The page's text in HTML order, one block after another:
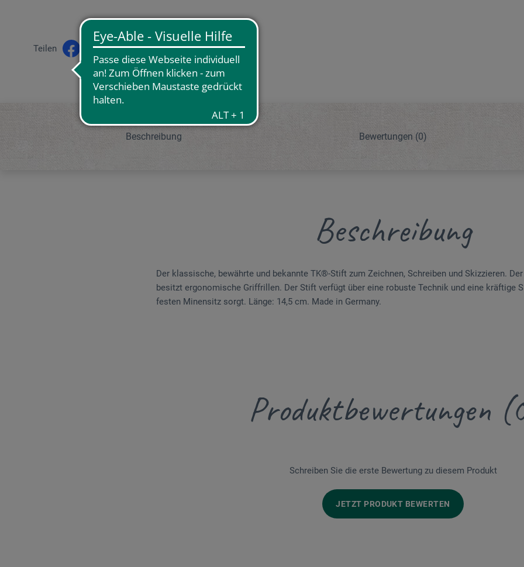
Teilen
Beschreibung Bewertungen (0)
Beschreibung
Der klassische, bewährte und bekannte TK®-Stift zum Zeichnen, Schreiben und Skizzieren.
besitzt ergonomische Griffrillen. Der Stift verfügt über eine robuste Technik und eine kräftige
festen Minensitz sorgt. Länge: 14,5 cm. Made in Germany.
Produktbewertungen
Schreiben Sie die erste Bewertung zu diesem Produkt
JETZT PRODUKT BEWERTEN